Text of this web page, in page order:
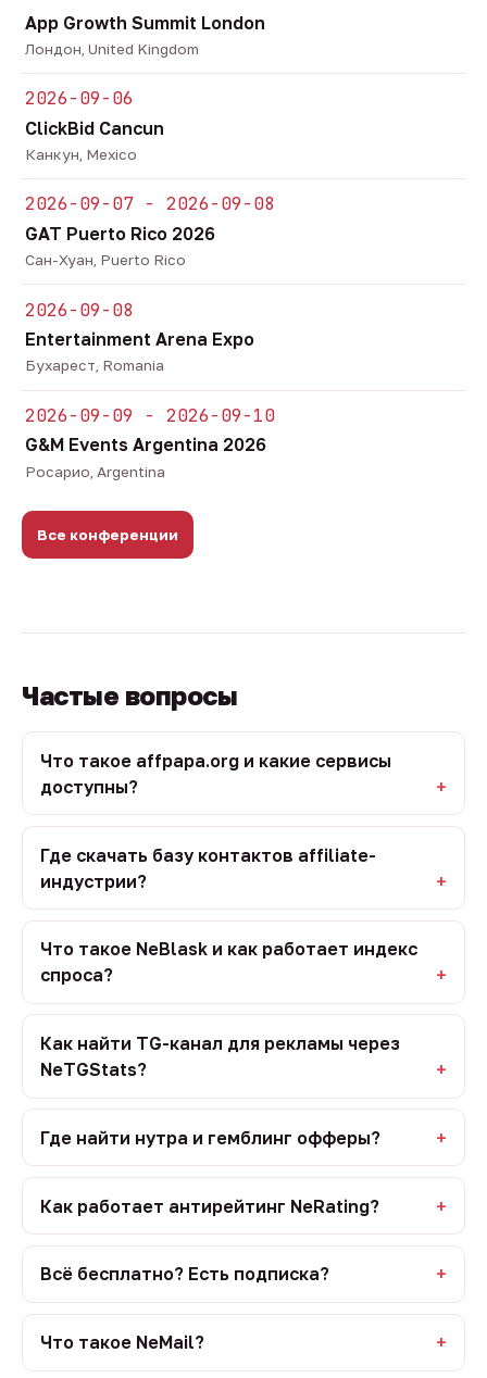
App Growth Summit London
Лондон, United Kingdom
2026-09-06
ClickBid Cancun
Канкун, Mexico
2026-09-07 - 2026-09-08
GAT Puerto Rico 2026
Сан-Хуан, Puerto Rico
2026-09-08
Entertainment Arena Expo
Бухарест, Romania
2026-09-09 - 2026-09-10
G&M Events Argentina 2026
Росарио, Argentina
Все конференции
Частые вопросы
Что такое affpapa.org и какие сервисы
доступны?
Где скачать базу контактов affiliate-
индустрии?
Что такое NeBlask и как работает индекс
спроса?
Как найти TG-канал для рекламы через
NeTGStats?
Где найти нутра и гемблинг офферы?
Как работает антирейтинг NeRating?
Всё бесплатно? Есть подписка?
Что такое NeMail?